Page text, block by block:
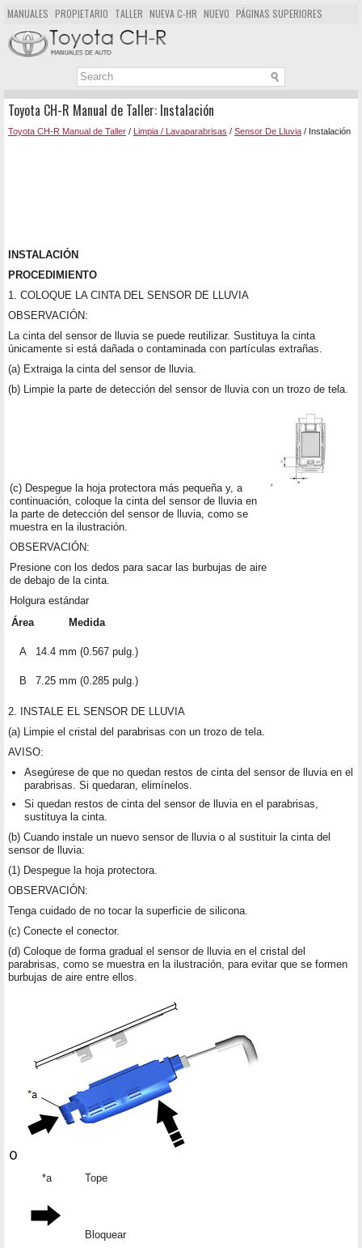
MANUALES PROPIETARIO TALLER NUEVA C-HR NUEVO PÁGINAS SUPERIORES
MAPA DEL SITIO
BUSCAR
Toyota CH-R Manual de Taller: Instalación
Toyota CH-R Manual de Taller / Limpia / Lavaparabrisas / Sensor De Lluvia / Instalación
INSTALACIÓN
PROCEDIMIENTO
1. COLOQUE LA CINTA DEL SENSOR DE LLUVIA
OBSERVACIÓN:
La cinta del sensor de lluvia se puede reutilizar. Sustituya la cinta
únicamente si está dañada o contaminada con partículas extrañas.
(a) Extraiga la cinta del sensor de lluvia.
(b) Limpie la parte de detección del sensor de lluvia con un trozo de tela.
(c) Despegue la hoja protectora más pequeña y, a
continuación, coloque la cinta del sensor de lluvia en
la parte de detección del sensor de lluvia, como se
muestra en la ilustración.
OBSERVACIÓN:
Presione con los dedos para sacar las burbujas de aire
de debajo de la cinta.
Holgura estándar
Área
Medida
A 14.4 mm (0.567 pulg.)
B 7.25 mm (0.285 pulg.)
2. INSTALE EL SENSOR DE LLUVIA
(a) Limpie el cristal del parabrisas con un trozo de tela.
AVISO:
Asegúrese de que no quedan restos de cinta del sensor de lluvia en el
parabrisas. Si quedaran, elimínelos.
Si quedan restos de cinta del sensor de lluvia en el parabrisas,
sustituya la cinta.
(b) Cuando instale un nuevo sensor de lluvia o al sustituir la cinta del
sensor de lluvia:
(1) Despegue la hoja protectora.
OBSERVACIÓN:
Tenga cuidado de no tocar la superficie de silicona.
(c) Conecte el conector.
(d) Coloque de forma gradual el sensor de lluvia en el cristal del
parabrisas, como se muestra en la ilustración, para evitar que se formen
burbujas de aire entre ellos.
*a Tope
Bloquear